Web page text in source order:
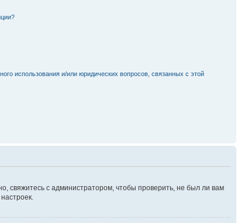
использования и/или юридических вопросов, связанных с этой
свяжитесь с администратором, чтобы проверить, не был ли вам